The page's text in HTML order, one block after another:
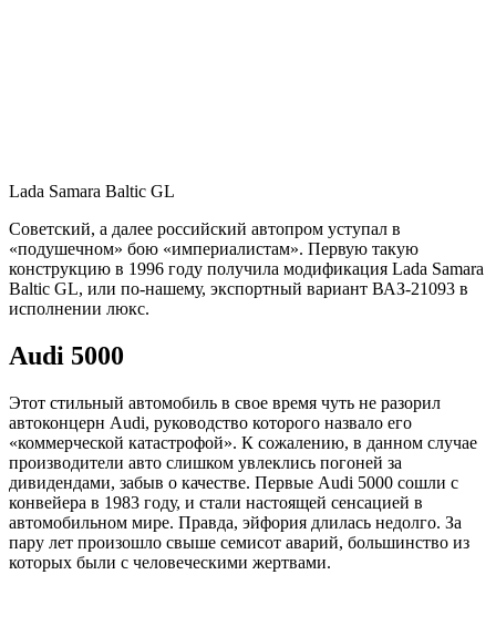
Lada Samara Baltic GL
Советский, а далее российский автопром уступал в
«подушечном» бою «империалистам». Первую такую
конструкцию в 1996 году получила модификация Lada Samara
Baltic GL, или по-нашему, экспортный вариант ВАЗ-21093 в
исполнении люкс.
Audi 5000
Этот стильный автомобиль в свое время чуть не разорил
автоконцерн Audi, руководство которого назвало его
«коммерческой катастрофой». К сожалению, в данном случае
производители авто слишком увлеклись погоней за
дивидендами, забыв о качестве. Первые Audi 5000 сошли с
конвейера в 1983 году, и стали настоящей сенсацией в
автомобильном мире. Правда, эйфория длилась недолго. За
пару лет произошло свыше семисот аварий, большинство из
которых были с человеческими жертвами.